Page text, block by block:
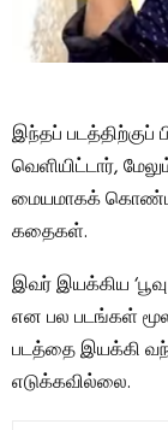
இந்தப் படத்திற்குப்
வெளியிட்டார்,
மையமாகக்
கதைகள்.
இவர் இயக்கிய
என பல படங்கள்
படத்தை இயக்கி
எடுக்கவில்லை.